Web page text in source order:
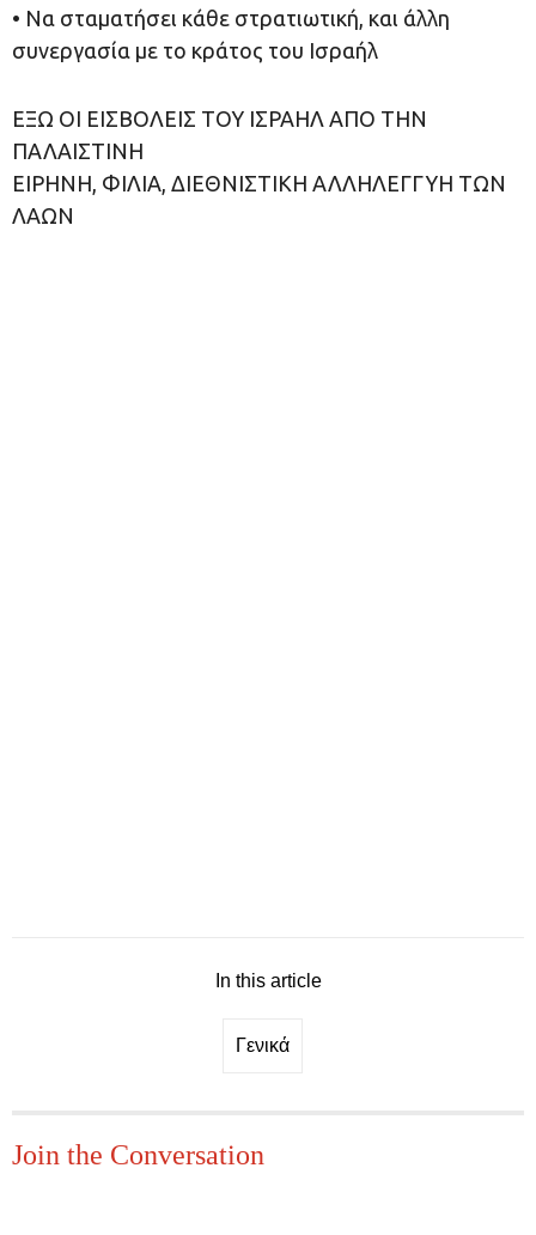
• Να σταματήσει κάθε στρατιωτική, και άλλη
συνεργασία με το κράτος του Ισραήλ
ΕΞΩ ΟΙ ΕΙΣΒΟΛΕΙΣ ΤΟΥ ΙΣΡΑΗΛ ΑΠΟ ΤΗΝ
ΠΑΛΑΙΣΤΙΝΗ
ΕΙΡΗΝΗ, ΦΙΛΙΑ, ΔΙΕΘΝΙΣΤΙΚΗ ΑΛΛΗΛΕΓΓΥΗ ΤΩΝ
ΛΑΩΝ
In this article
Γενικά
Join the Conversation